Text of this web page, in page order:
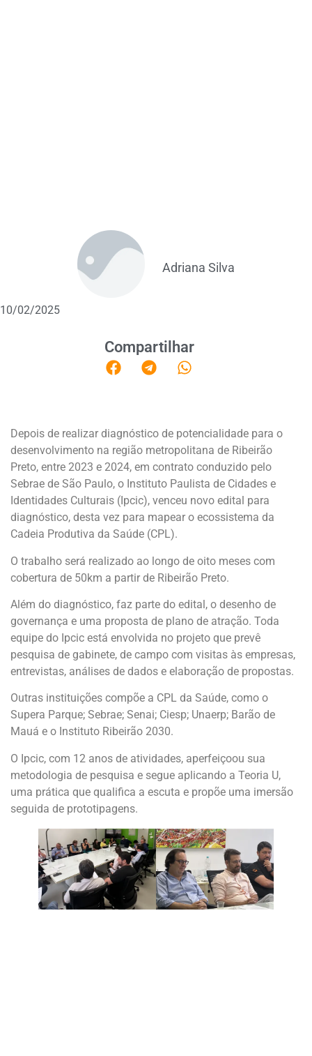
Adriana Silva
10/02/2025
Compartilhar
Depois de realizar diagnóstico de potencialidade para o
desenvolvimento na região metropolitana de Ribeirão
Preto, entre 2023 e 2024, em contrato conduzido pelo
Sebrae de São Paulo, o Instituto Paulista de Cidades e
Identidades Culturais (Ipcic), venceu novo edital para
diagnóstico, desta vez para mapear o ecossistema da
Cadeia Produtiva da Saúde (CPL).
O trabalho será realizado ao longo de oito meses com
cobertura de 50km a partir de Ribeirão Preto.
Além do diagnóstico, faz parte do edital, o desenho de
governança e uma proposta de plano de atração. Toda
equipe do Ipcic está envolvida no projeto que prevê
pesquisa de gabinete, de campo com visitas às empresas,
entrevistas, análises de dados e elaboração de propostas.
Outras instituições compõe a CPL da Saúde, como o
Supera Parque; Sebrae; Senai; Ciesp; Unaerp; Barão de
Mauá e o Instituto Ribeirão 2030.
O Ipcic, com 12 anos de atividades, aperfeiçoou sua
metodologia de pesquisa e segue aplicando a Teoria U,
uma prática que qualifica a escuta e propõe uma imersão
seguida de prototipagens.